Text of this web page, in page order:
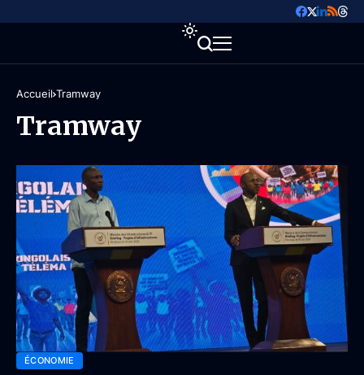
Accueil Tramway
Tramway
ÉCONOMIE